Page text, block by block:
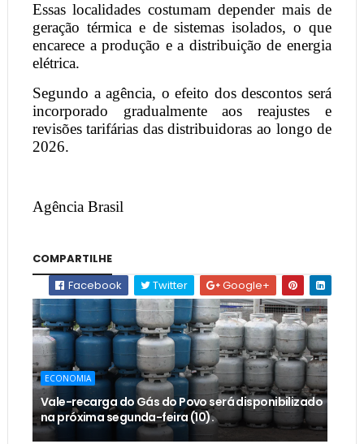
Essas localidades costumam depender mais de
geração térmica e de sistemas isolados, o que
encarece a produção e a distribuição de energia
elétrica.
Segundo a agência, o efeito dos descontos será
incorporado gradualmente aos reajustes e
revisões tarifárias das distribuidoras ao longo de
2026.
Agência Brasil
COMPARTILHE
Facebook
Twitter Google+
ECONOMIA
Vale-recarga do Gás do Povo será disponibilizado
na próxima segunda-feira (10).